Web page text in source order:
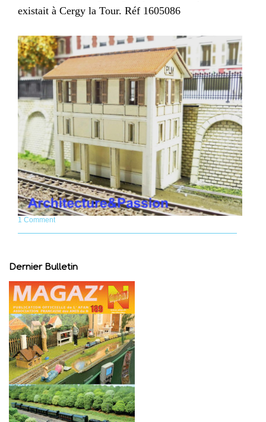
existait à Cergy la Tour. Réf 1605086
1 Comment
Dernier Bulletin